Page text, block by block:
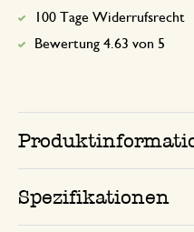
100 Tage Widerrufsrecht
Bewertung 4.63 von 5
Spezifikationen